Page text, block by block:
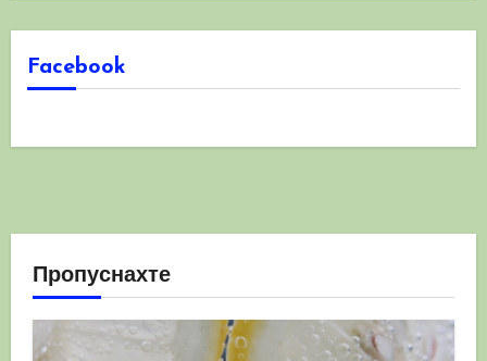
Facebook
Пропуснахте